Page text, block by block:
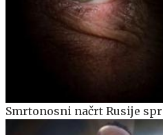
Smrtonosni načrt Rusije